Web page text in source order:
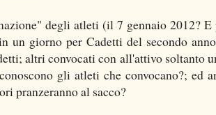
degli atleti (il 7 gennaio 2012?
un giorno per Cadetti del secondo
altri convocati con all'attivo soltanto
gli atleti che convocano?; ed
pranzeranno al sacco?